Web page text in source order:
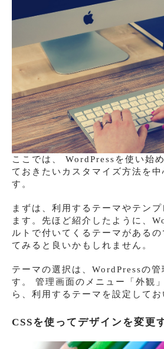
ここでは、 WordPressを使い始
ておきたいカスタマイズ方法を中
す。
まずは、利用するテーマやテン
ます。先ほど紹介したように、
ルトで付いてくるテーマがある
てみると良いかもしれません。
テーマの選択は、WordPressの管
す。 管理画面のメニュー「外観
ら、利用するテーマを設定してお
CSSを使ってデザインを変更